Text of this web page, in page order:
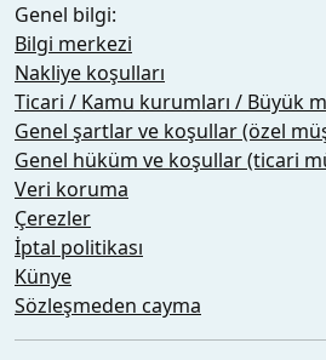
Genel bilgi:
Bilgi merkezi
Nakliye koşulları
Ticari / Kamu kurumları / Büyük
Genel şartlar ve koşullar (özel
Genel hüküm ve koşullar (ticari
Veri koruma
Çerezler
İptal politikası
Künye
Sözleşmeden cayma